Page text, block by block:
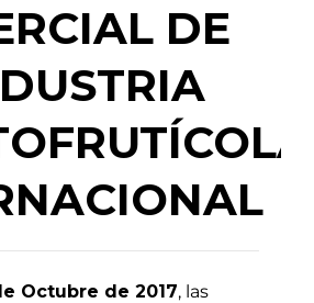
DE
Octubre de 2017, las